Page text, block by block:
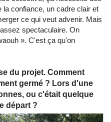
la confiance, un cadre clair et
ce qui veut advenir. Mais
spectaculaire. On
». C'est ça qu'on
du projet. Comment
germé ? Lors d'une
ou c'était quelque
départ ?